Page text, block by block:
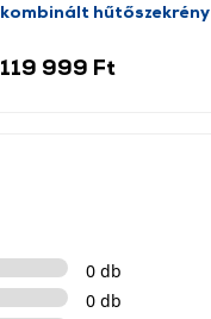
kombinált hűtőszekrény
119 999 Ft
0 db
0 db